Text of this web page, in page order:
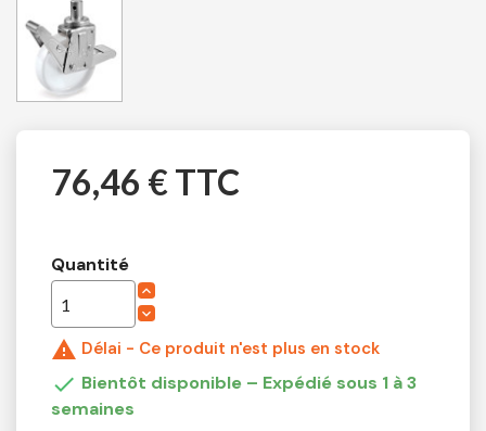
76,46 € TTC
Quantité
 Délai - Ce produit n'est plus en stock
 Bientôt disponible – Expédié sous 1 à 3
semaines